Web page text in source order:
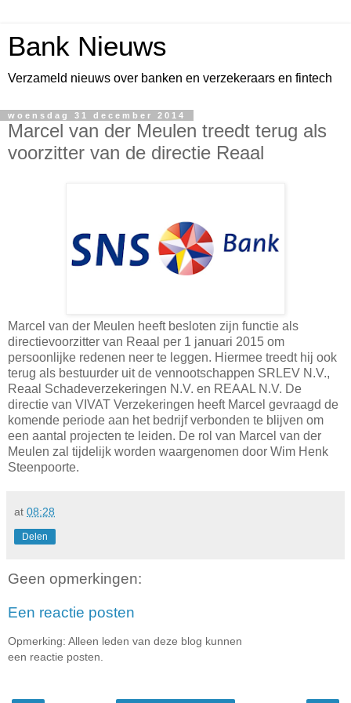
Bank Nieuws
Verzameld nieuws over banken en verzekeraars en fintech
woensdag 31 december 2014
Marcel van der Meulen treedt terug als
voorzitter van de directie Reaal
Marcel van der Meulen heeft besloten zijn functie als
directievoorzitter van Reaal per 1 januari 2015 om
persoonlijke redenen neer te leggen. Hiermee treedt hij ook
terug als bestuurder uit de vennootschappen SRLEV N.V.,
Reaal Schadeverzekeringen N.V. en REAAL N.V. De
directie van VIVAT Verzekeringen heeft Marcel gevraagd de
komende periode aan het bedrijf verbonden te blijven om
een aantal projecten te leiden. De rol van Marcel van der
Meulen zal tijdelijk worden waargenomen door Wim Henk
Steenpoorte.
at 08:28
Delen
Geen opmerkingen:
Een reactie posten
Opmerking: Alleen leden van deze blog kunnen
een reactie posten.